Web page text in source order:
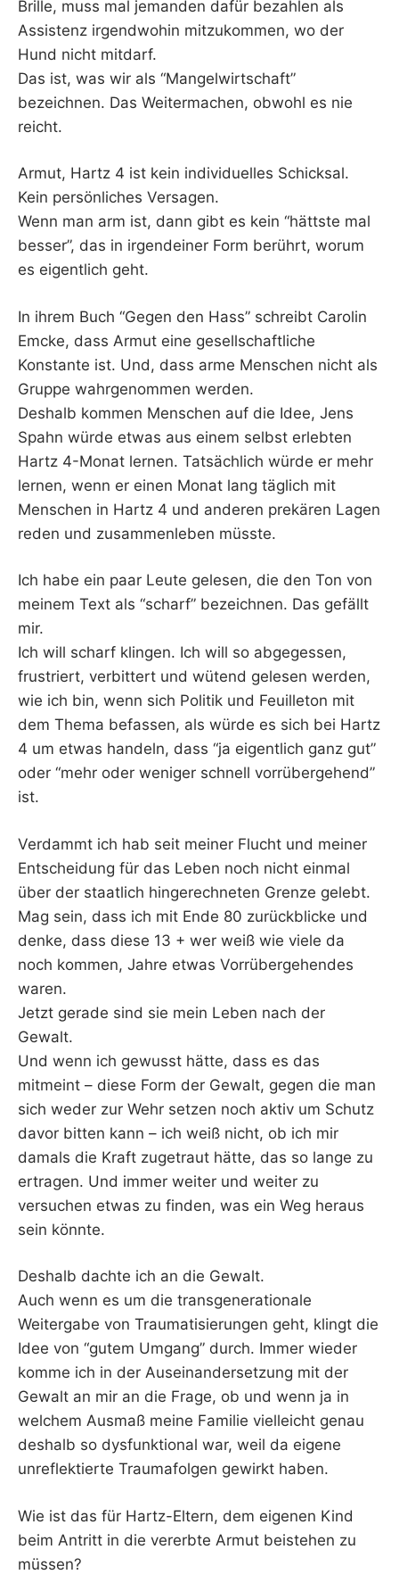
Brille, muss mal jemanden dafür bezahlen als
Assistenz irgendwohin mitzukommen, wo der
Hund nicht mitdarf.
Das ist, was wir als “Mangelwirtschaft”
bezeichnen. Das Weitermachen, obwohl es nie
reicht.
Armut, Hartz 4 ist kein individuelles Schicksal.
Kein persönliches Versagen.
Wenn man arm ist, dann gibt es kein “hättste mal
besser”, das in irgendeiner Form berührt, worum
es eigentlich geht.
In ihrem Buch “Gegen den Hass” schreibt Carolin
Emcke, dass Armut eine gesellschaftliche
Konstante ist. Und, dass arme Menschen nicht als
Gruppe wahrgenommen werden.
Deshalb kommen Menschen auf die Idee, Jens
Spahn würde etwas aus einem selbst erlebten
Hartz 4-Monat lernen. Tatsächlich würde er mehr
lernen, wenn er einen Monat lang täglich mit
Menschen in Hartz 4 und anderen prekären Lagen
reden und zusammenleben müsste.
Ich habe ein paar Leute gelesen, die den Ton von
meinem Text als “scharf” bezeichnen. Das gefällt
mir.
Ich will scharf klingen. Ich will so abgegessen,
frustriert, verbittert und wütend gelesen werden,
wie ich bin, wenn sich Politik und Feuilleton mit
dem Thema befassen, als würde es sich bei Hartz
4 um etwas handeln, dass “ja eigentlich ganz gut”
oder “mehr oder weniger schnell vorrübergehend”
ist.
Verdammt ich hab seit meiner Flucht und meiner
Entscheidung für das Leben noch nicht einmal
über der staatlich hingerechneten Grenze gelebt.
Mag sein, dass ich mit Ende 80 zurückblicke und
denke, dass diese 13 + wer weiß wie viele da
noch kommen, Jahre etwas Vorrübergehendes
waren.
Jetzt gerade sind sie mein Leben nach der
Gewalt.
Und wenn ich gewusst hätte, dass es das
mitmeint – diese Form der Gewalt, gegen die man
sich weder zur Wehr setzen noch aktiv um Schutz
davor bitten kann – ich weiß nicht, ob ich mir
damals die Kraft zugetraut hätte, das so lange zu
ertragen. Und immer weiter und weiter zu
versuchen etwas zu finden, was ein Weg heraus
sein könnte.
Deshalb dachte ich an die Gewalt.
Auch wenn es um die transgenerationale
Weitergabe von Traumatisierungen geht, klingt die
Idee von “gutem Umgang” durch. Immer wieder
komme ich in der Auseinandersetzung mit der
Gewalt an mir an die Frage, ob und wenn ja in
welchem Ausmaß meine Familie vielleicht genau
deshalb so dysfunktional war, weil da eigene
unreflektierte Traumafolgen gewirkt haben.
Wie ist das für Hartz-Eltern, dem eigenen Kind
beim Antritt in die vererbte Armut beistehen zu
müssen?